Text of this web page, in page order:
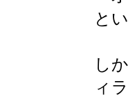
と
し
ィ